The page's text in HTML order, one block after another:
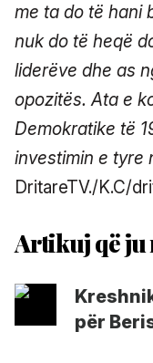
me ta do të hani
nuk do të heqë
liderëve dhe as
opozitës. Ata e
Demokratike të
investimin e tyre
DritareTV./K.C/
për